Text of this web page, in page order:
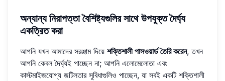
অন্যান্য নিরাপত্তা বৈশিষ্ট্যগুলির সাথে উপযুক্ত দৈর্ঘ্য
একত্রিত করা
আপনি যখন আমাদের সরঞ্জাম দিয়ে শক্তিশালী পাসওয়ার্ড তৈরি করেন, তখন
আপনি কেবল দৈর্ঘ্যই পাচ্ছেন না; আপনি এলোমেলোতা এবং
কাস্টমাইজযোগ্য জটিলতার সুবিধাগুলিও পাচ্ছেন, যা সবই একটি শক্তিশালী